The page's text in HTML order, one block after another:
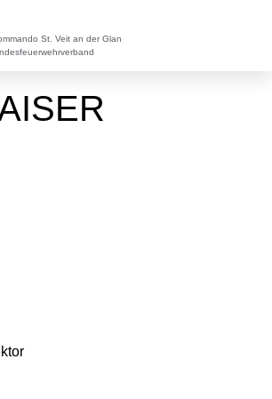
St. Veit an der Glan